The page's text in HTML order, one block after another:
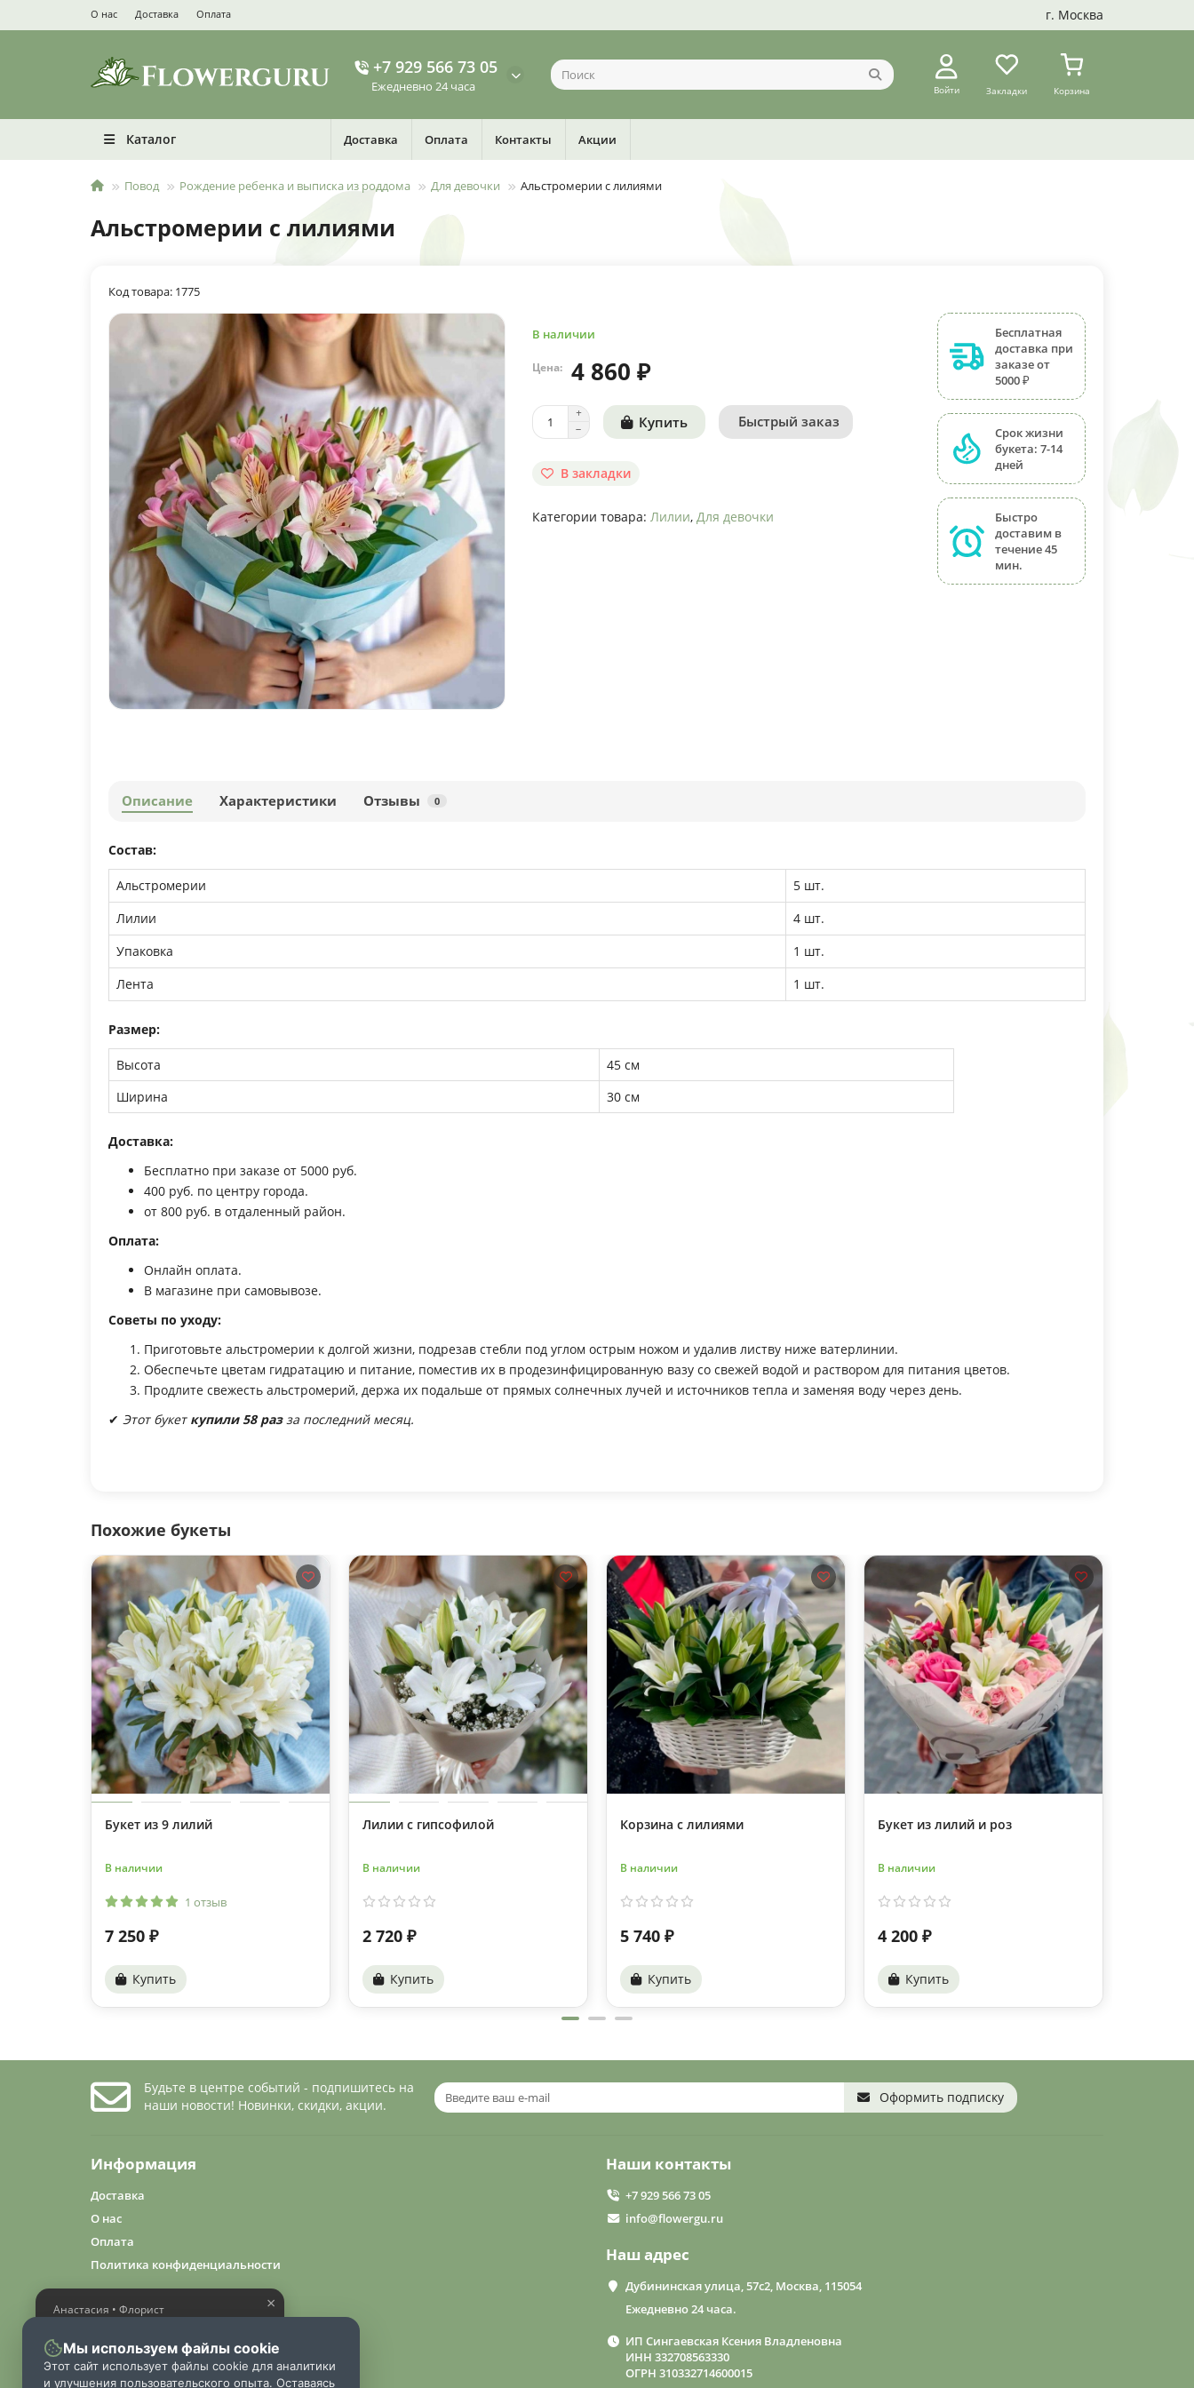
О нас Доставка Оплата г. Москва
+7 929 566 73 05
Ежедневно 24 часа Войти Закладки Корзина
Каталог Доставка Оплата Контакты Акции
Повод Рождение ребенка и выписка из роддома Для девочки Альстромерии с лилиями
Альстромерии с лилиями
Код товара: 1775
В наличии
Цена: 4 860 ₽
Купить Быстрый заказ
В закладки
Категории товара: Лилии, Для девочки
Бесплатная
доставка при
заказе от
5000 ₽
Срок жизни
букета: 7-14
дней
Быстро
доставим в
течение 45
мин.
Описание Характеристики Отзывы 0
Состав:
Альстромерии
5 шт.
Лилии
4 шт.
Упаковка
1 шт.
Лента
1 шт.
Размер:
Высота
45 см
Ширина
30 см
Доставка:
Бесплатно при заказе от 5000 руб.
400 руб. по центру города.
от 800 руб. в отдаленный район.
Оплата:
Онлайн оплата.
В магазине при самовывозе.
Советы по уходу:
Приготовьте альстромерии к долгой жизни, подрезав стебли под углом острым ножом и удалив листву ниже ватерлинии.
Обеспечьте цветам гидратацию и питание, поместив их в продезинфицированную вазу со свежей водой и раствором для питания цветов.
Продлите свежесть альстромерий, держа их подальше от прямых солнечных лучей и источников тепла и заменяя воду через день.
✔ Этот букет купили 58 разза последний месяц.
Похожие букеты
Букет из 9 лилий
В наличии
1 отзыв
7 250 ₽
Купить
Лилии с гипсофилой
В наличии
2 720 ₽
Купить
Корзина с лилиями
В наличии
5 740 ₽
Купить
Букет из лилий и роз
В наличии
4 200 ₽
Купить
Будьте в центре событий - подпишитесь на
наши новости! Новинки, скидки, акции.
Оформить подписку
Информация
Доставка
О нас
Оплата
Политика конфиденциальности
Наши контакты
+7 929 566 73 05
info@flowergu.ru
Наш адрес
Дубининская улица, 57с2, Москва, 115054
Ежедневно 24 часа.
ИП Сингаевская Ксения Владленовна
ИНН 332708563330
ОГРН 310332714600015
×
Анастасия • Флорист
букет
Мы используем файлы cookie
Этот сайт использует файлы cookie для аналитики
и улучшения пользовательского опыта. Оставаясь